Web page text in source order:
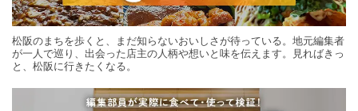
松阪のまちを歩くと、まだ知らないおいしさが待っている。地元編集者
が一人で巡り、出会った店主の人柄や想いと味を伝えます。見ればきっ
と、松阪に行きたくなる。